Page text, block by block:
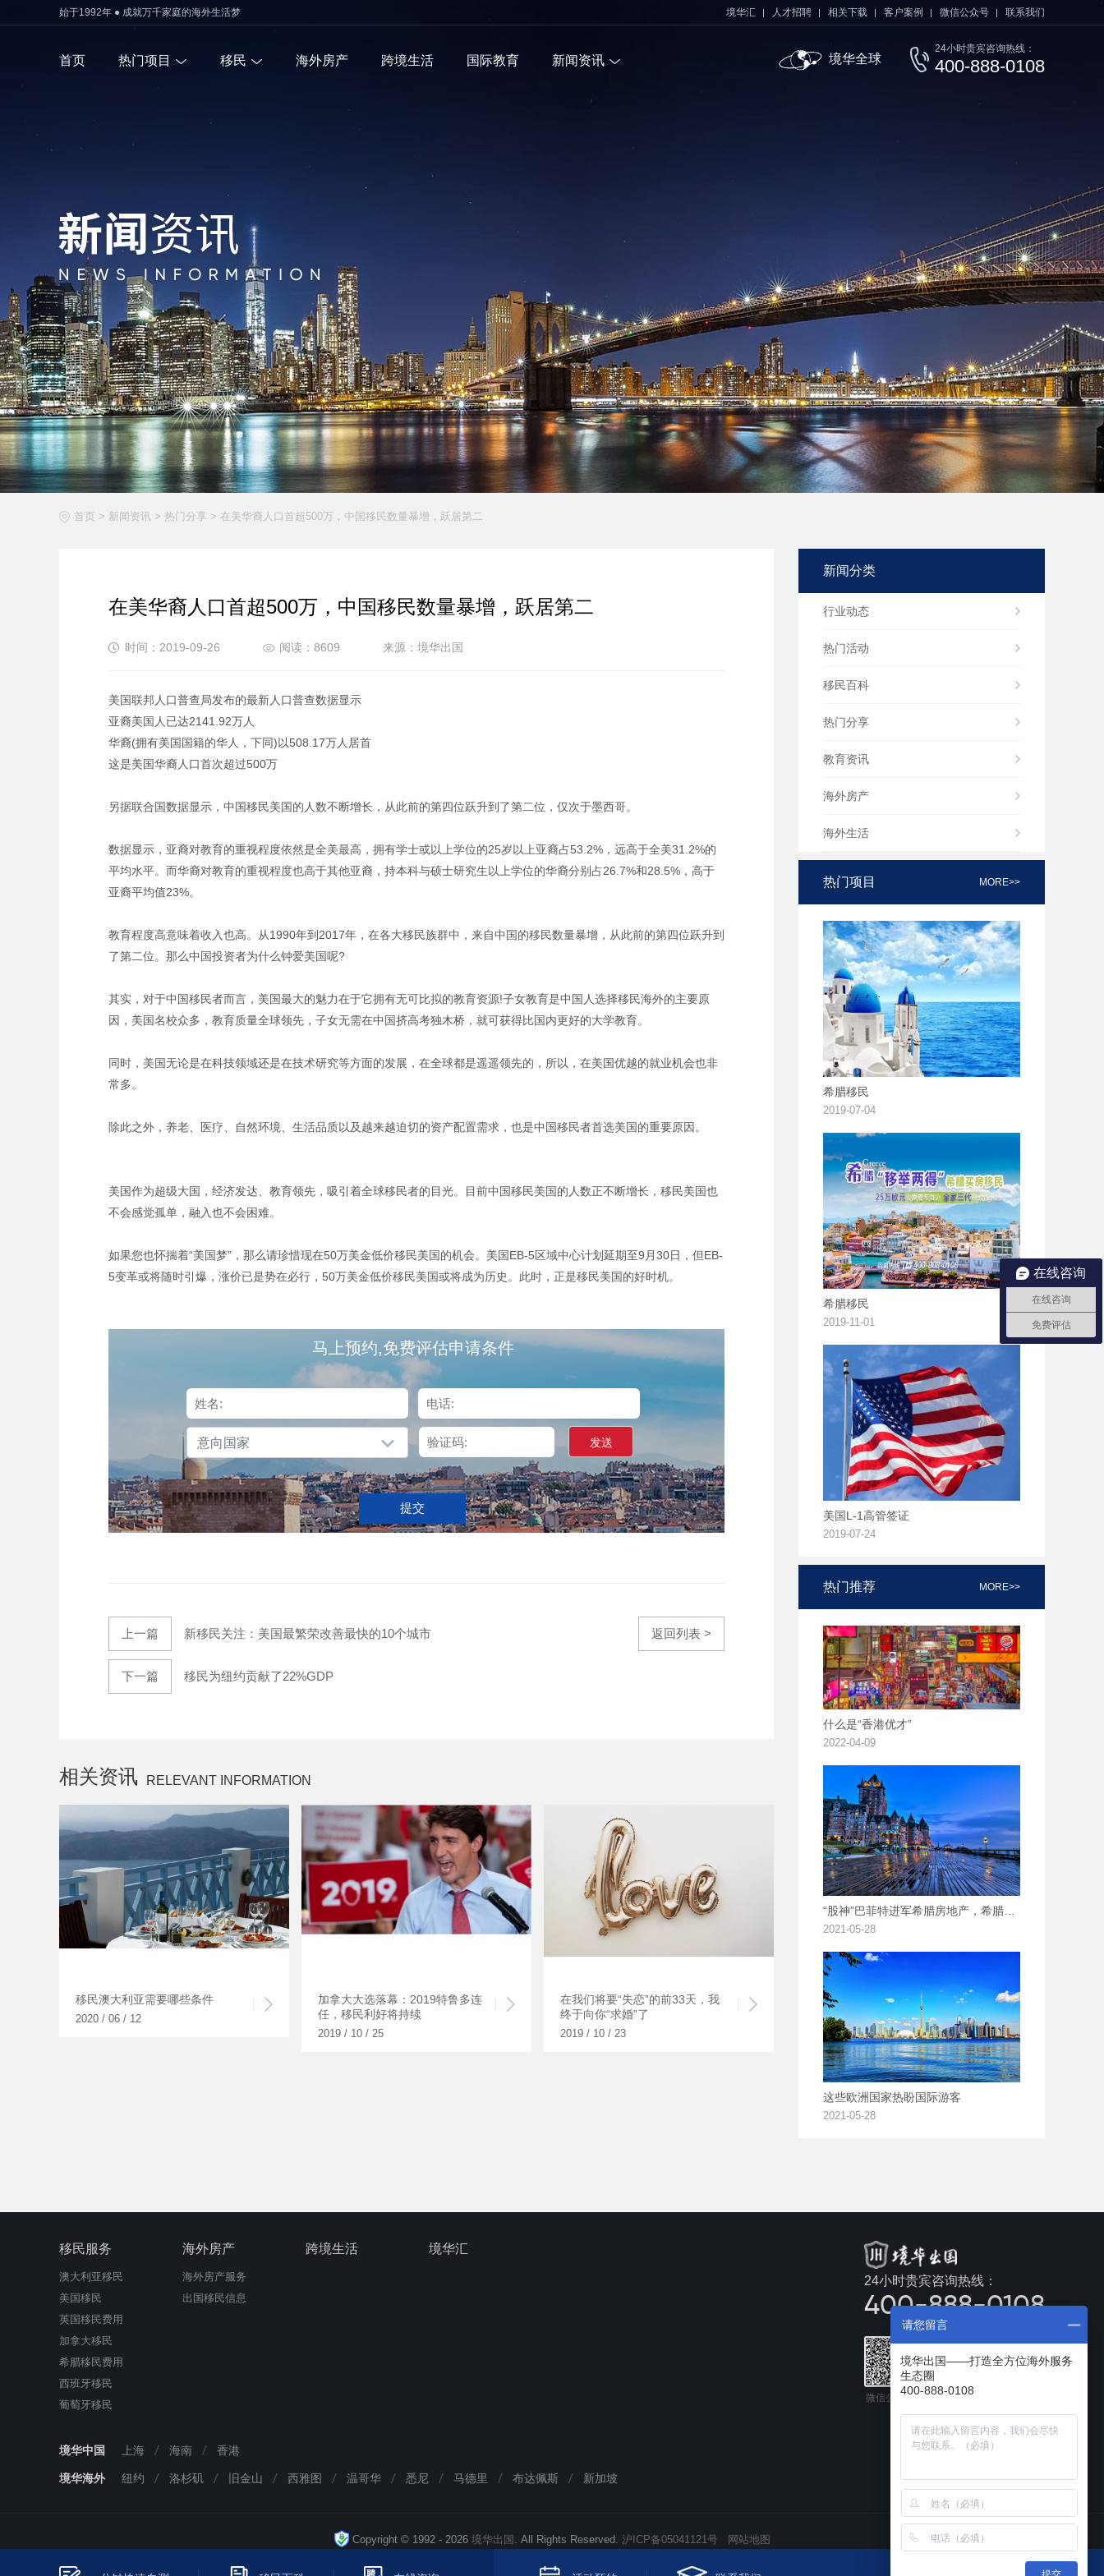
始于1992年 ● 成就万千家庭的海外生活梦 境华汇 人才招聘 相关下载 客户案例 微信公众号 联系我们
首页 热门项目 移民 海外房产 跨境生活 国际教育 新闻资讯
24小时贵宾咨询热线：
400-888-0108
境华全球
首页 > 新闻资讯 > 热门分享 > 在美华裔人口首超500万，中国移民数量暴增，跃居第二
在美华裔人口首超500万，中国移民数量暴增，跃居第二
时间：2019-09-26 阅读：8609 来源：境华出国
美国联邦人口普查局发布的最新人口普查数据显示
亚裔美国人已达2141.92万人
华裔(拥有美国国籍的华人，下同)以508.17万人居首
这是美国华裔人口首次超过500万
另据联合国数据显示，中国移民美国的人数不断增长，从此前的第四位跃升到了第二位，仅次于墨西哥。
数据显示，亚裔对教育的重视程度依然是全美最高，拥有学士或以上学位的25岁以上亚裔占53.2%，远高于全美31.2%的
平均水平。而华裔对教育的重视程度也高于其他亚裔，持本科与硕士研究生以上学位的华裔分别占26.7%和28.5%，高于
亚裔平均值23%。
教育程度高意味着收入也高。从1990年到2017年，在各大移民族群中，来自中国的移民数量暴增，从此前的第四位跃升到
了第二位。那么中国投资者为什么钟爱美国呢?
其实，对于中国移民者而言，美国最大的魅力在于它拥有无可比拟的教育资源!子女教育是中国人选择移民海外的主要原
因，美国名校众多，教育质量全球领先，子女无需在中国挤高考独木桥，就可获得比国内更好的大学教育。
同时，美国无论是在科技领域还是在技术研究等方面的发展，在全球都是遥遥领先的，所以，在美国优越的就业机会也非
常多。
除此之外，养老、医疗、自然环境、生活品质以及越来越迫切的资产配置需求，也是中国移民者首选美国的重要原因。
美国作为超级大国，经济发达、教育领先，吸引着全球移民者的目光。目前中国移民美国的人数正不断增长，移民美国也
不会感觉孤单，融入也不会困难。
如果您也怀揣着“美国梦”，那么请珍惜现在50万美金低价移民美国的机会。美国EB-5区域中心计划延期至9月30日，但EB-
5变革或将随时引爆，涨价已是势在必行，50万美金低价移民美国或将成为历史。此时，正是移民美国的好时机。
马上预约,免费评估申请条件
意向国家 发送
提交
上一篇 新移民关注：美国最繁荣改善最快的10个城市
下一篇 移民为纽约贡献了22%GDP
返回列表 >
相关资讯 RELEVANT INFORMATION
移民澳大利亚需要哪些条件
2020 / 06 / 12
加拿大大选落幕：2019特鲁多连
任，移民利好将持续
2019 / 10 / 25
在我们将要“失恋”的前33天，我
终于向你“求婚”了
2019 / 10 / 23
新闻分类
行业动态
热门活动
移民百科
热门分享
教育资讯
海外房产
海外生活
热门项目 MORE>>
希腊移民
2019-07-04
希腊移民
2019-11-01
美国L-1高管签证
2019-07-24
热门推荐 MORE>>
什么是“香港优才”
2022-04-09
2021-05-28
这些欧洲国家热盼国际游客
2021-05-28
移民服务
澳大利亚移民
美国移民
英国移民费用
加拿大移民
希腊移民费用
西班牙移民
葡萄牙移民
海外房产
海外房产服务
出国移民信息
跨境生活 境华汇
24小时贵宾咨询热线：
400-888-0108
微信公众号 手机官网
境华中国 上海 海南 香港
境华海外 纽约 洛杉矶 旧金山 西雅图 温哥华 悉尼 马德里 布达佩斯 新加坡
Copyright © 1992 - 2026 境华出国 . All Rights Reserved. 沪ICP备05041121号 网站地图
在线咨询
在线咨询
免费评估
请您留言
境华出国——打造全方位海外服务
生态圈
400-888-0108